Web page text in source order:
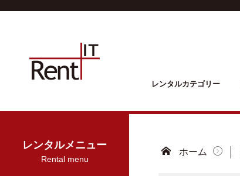
レンタルカテゴリー
レンタルメニュー
Rental menu
ホーム